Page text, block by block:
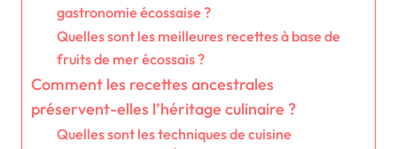
gastronomie écossaise ?
Quelles sont les meilleures recettes à base de
fruits de mer écossais ?
Comment les recettes ancestrales
préservent-elles l’héritage culinaire ?
Quelles sont les techniques de cuisine